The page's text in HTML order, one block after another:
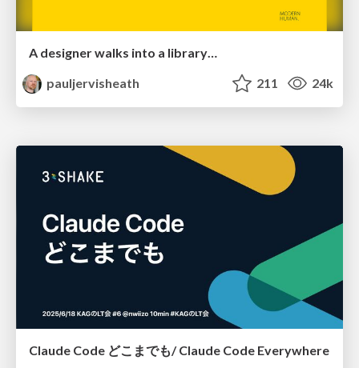
A designer walks into a library…
pauljervisheath
211 24k
Claude Code どこまでも/ Claude Code Everywhere